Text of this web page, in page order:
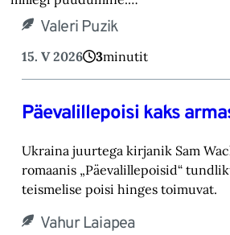
Valeri Puzik
15. V 2026 3minutit
Päevalillepoisi kaks
Ukraina juurtega kirjanik Sam
romaanis „Päevalillepoisid“
teismelise poisi hinges toimuvat.
Vahur Laiapea